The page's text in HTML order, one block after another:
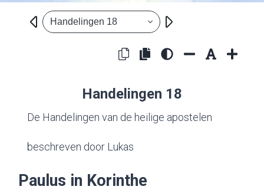
Handelingen 18
Handelingen 18
De Handelingen van de heilige apostelen
beschreven door Lukas
Paulus in Korinthe